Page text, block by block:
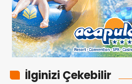
İlginizi Çekebilir